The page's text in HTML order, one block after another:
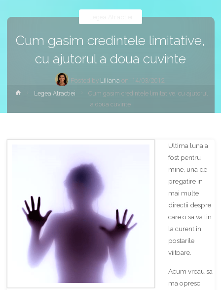
Cum gasim credintele limitative,
cu ajutorul a doua cuvinte
Posted by Liliana on 14/03/2012
HomeLegea Atractiei
Cum gasim credintele limitative, cu ajutorul
a doua cuvinte
Ultima luna a
fost pentru
mine, una de
pregatire in
mai multe
directii despre
care o sa va tin
la curent in
postarile
viitoare.
Acum vreau sa
ma opresc